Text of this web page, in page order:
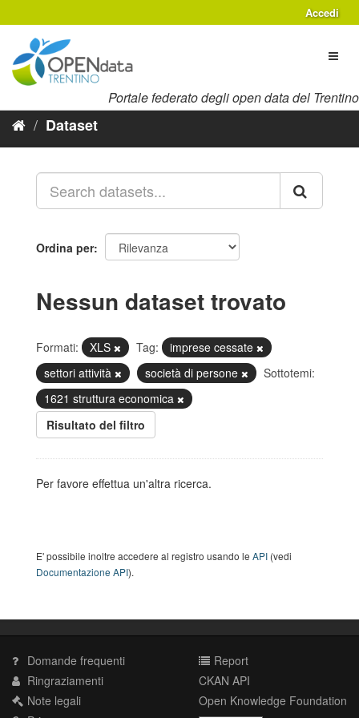
al
contenuto
Accedi
Portale federato degli open data del Trentino
Dataset
Ordina per
Nessun dataset trovato
Formati: XLS Tag:
imprese cessate
settori attività
società di persone
Sottotemi:
1621 struttura economica
Risultato del filtro
Per favore effettua un'altra ricerca.
E' possibile inoltre accedere al registro usando le API (vedi
Documentazione API).
Domande frequenti
Ringraziamenti
Note legali
Report
CKAN API
Open Knowledge Foundation